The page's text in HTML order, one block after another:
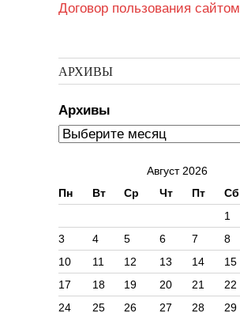
Договор пользования сайтом
АРХИВЫ
Архивы
Август 2026
Пн
Вт Ср Чт Пт Сб
1
3
4 5 6 7 8
10
11 12 13 14 15
17
18 19 20 21 22
24
25 26 27 28 29